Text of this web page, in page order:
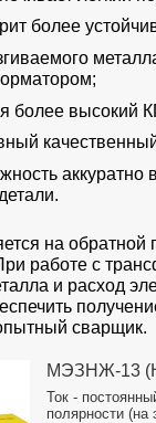
более
более высокий
аккуратно
на обратной
работе с
и расход
сварщик.
МЭЗНЖ-13
Ток -
полярности (на